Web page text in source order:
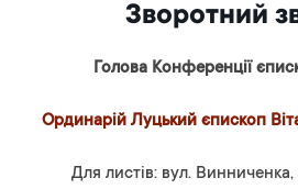
Зворотний
Голова Конференції
Ординарій Луцький єпископ
Для листів: вул.